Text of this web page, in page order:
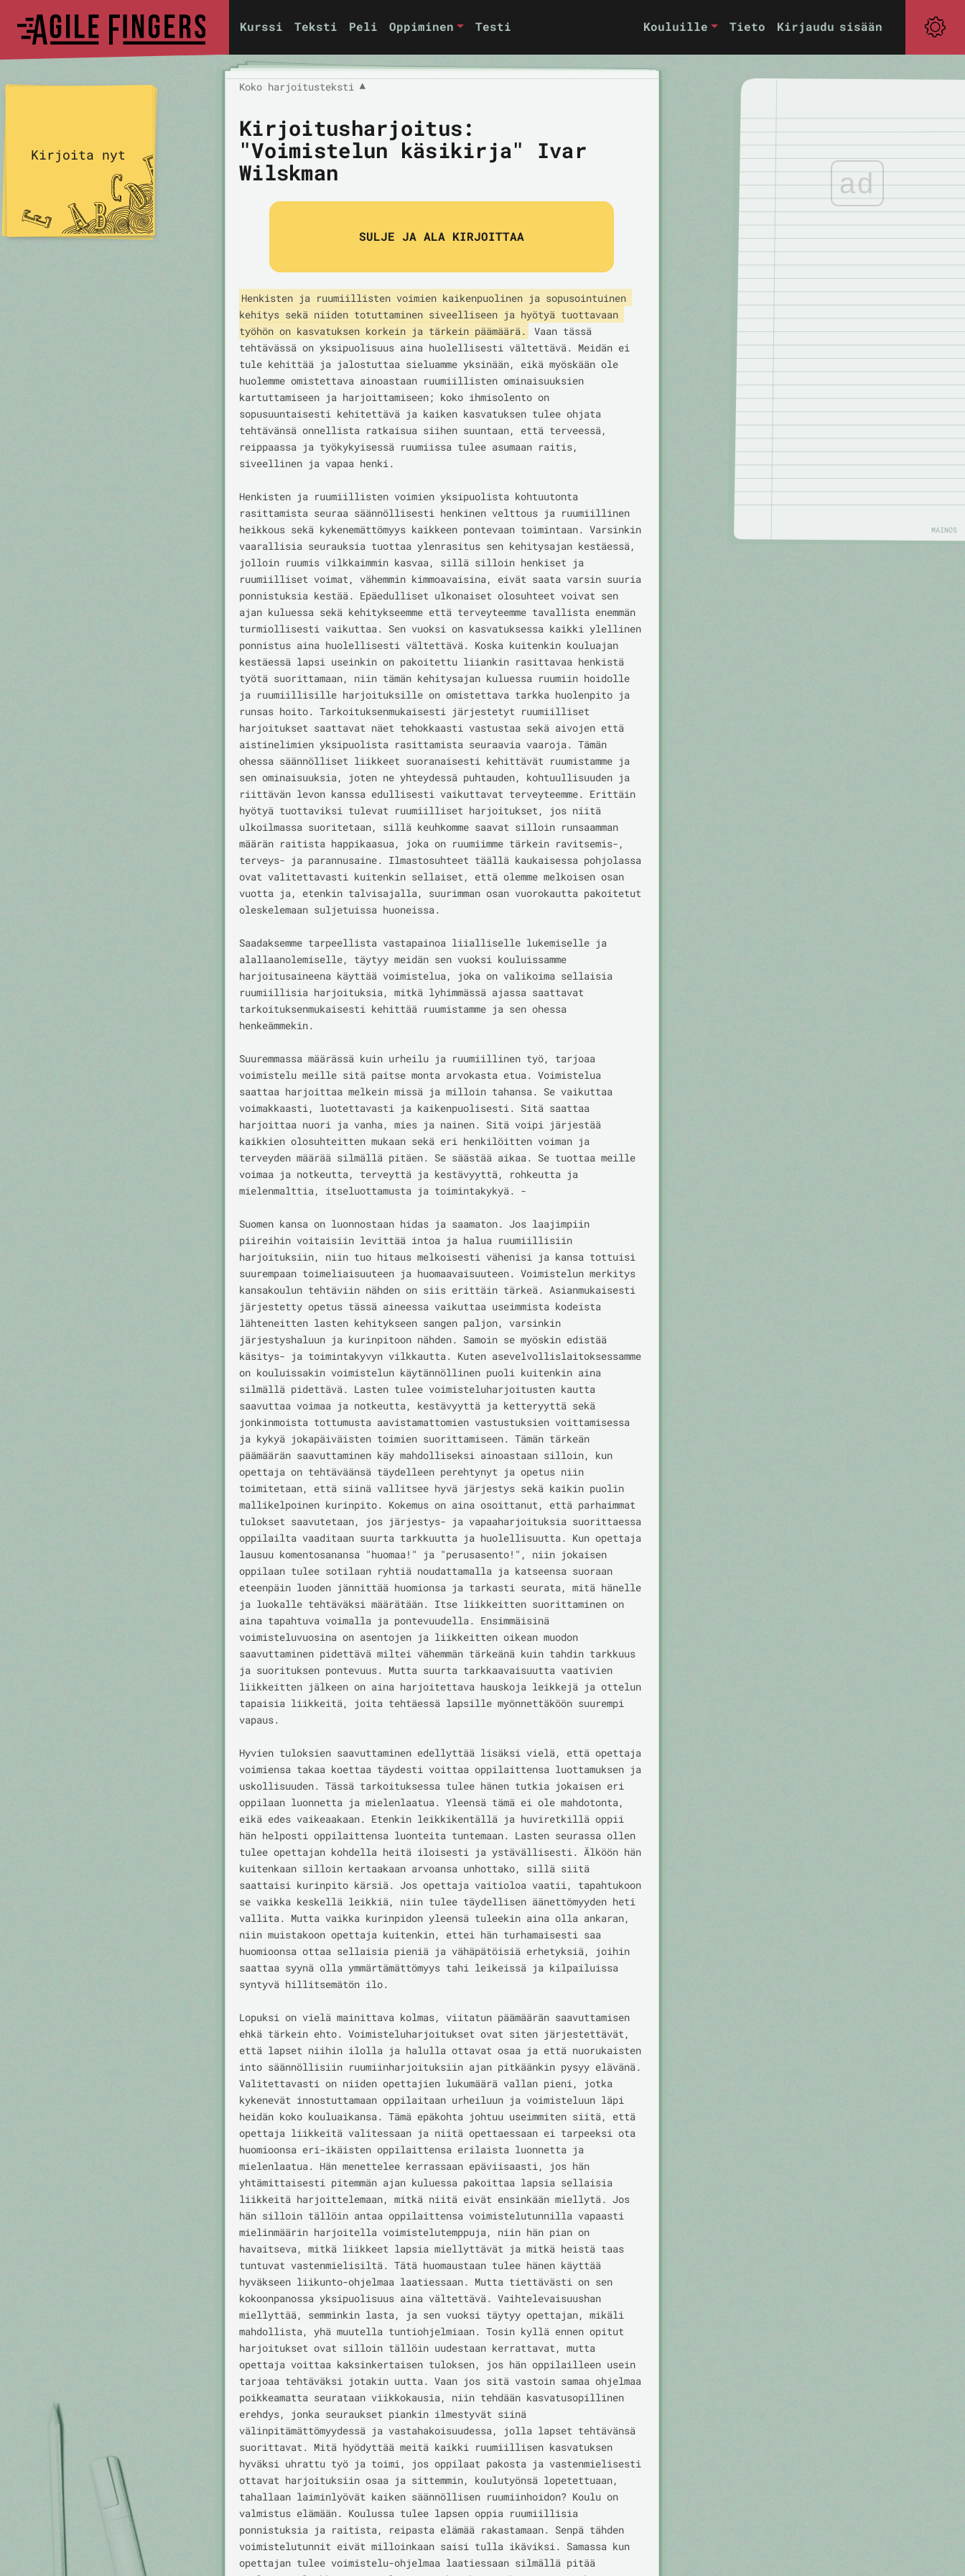
Kurssi Teksti Peli Oppiminen Testi Kouluille Tieto Kirjaudu sisään
Koko harjoitusteksti ▼
Kirjoitusharjoitus:
"Voimistelun käsikirja" Ivar
Wilskman
SULJE JA ALA KIRJOITTAA
Henkisten ja ruumiillisten voimien kaikenpuolinen ja sopusointuinen
kehitys sekä niiden totuttaminen siveelliseen ja hyötyä tuottavaan
työhön on kasvatuksen korkein ja tärkein päämäärä.
Vaan tässä
tehtävässä on yksipuolisuus aina huolellisesti vältettävä. Meidän ei
tule kehittää ja jalostuttaa sieluamme yksinään, eikä myöskään ole
huolemme omistettava ainoastaan ruumiillisten ominaisuuksien
kartuttamiseen ja harjoittamiseen; koko ihmisolento on
sopusuuntaisesti kehitettävä ja kaiken kasvatuksen tulee ohjata
tehtävänsä onnellista ratkaisua siihen suuntaan, että terveessä,
reippaassa ja työkykyisessä ruumiissa tulee asumaan raitis,
siveellinen ja vapaa henki.
Henkisten ja ruumiillisten voimien yksipuolista kohtuutonta
rasittamista seuraa säännöllisesti henkinen velttous ja ruumiillinen
heikkous sekä kykenemättömyys kaikkeen pontevaan toimintaan. Varsinkin
vaarallisia seurauksia tuottaa ylenrasitus sen kehitysajan kestäessä,
jolloin ruumis vilkkaimmin kasvaa, sillä silloin henkiset ja
ruumiilliset voimat, vähemmin kimmoavaisina, eivät saata varsin suuria
ponnistuksia kestää. Epäedulliset ulkonaiset olosuhteet voivat sen
ajan kuluessa sekä kehitykseemme että terveyteemme tavallista enemmän
turmiollisesti vaikuttaa. Sen vuoksi on kasvatuksessa kaikki ylellinen
ponnistus aina huolellisesti vältettävä. Koska kuitenkin kouluajan
kestäessä lapsi useinkin on pakoitettu liiankin rasittavaa henkistä
työtä suorittamaan, niin tämän kehitysajan kuluessa ruumiin hoidolle
ja ruumiillisille harjoituksille on omistettava tarkka huolenpito ja
runsas hoito. Tarkoituksenmukaisesti järjestetyt ruumiilliset
harjoitukset saattavat näet tehokkaasti vastustaa sekä aivojen että
aistinelimien yksipuolista rasittamista seuraavia vaaroja. Tämän
ohessa säännölliset liikkeet suoranaisesti kehittävät ruumistamme ja
sen ominaisuuksia, joten ne yhteydessä puhtauden, kohtuullisuuden ja
riittävän levon kanssa edullisesti vaikuttavat terveyteemme. Erittäin
hyötyä tuottaviksi tulevat ruumiilliset harjoitukset, jos niitä
ulkoilmassa suoritetaan, sillä keuhkomme saavat silloin runsaamman
määrän raitista happikaasua, joka on ruumiimme tärkein ravitsemis-,
terveys- ja parannusaine. Ilmastosuhteet täällä kaukaisessa pohjolassa
ovat valitettavasti kuitenkin sellaiset, että olemme melkoisen osan
vuotta ja, etenkin talvisajalla, suurimman osan vuorokautta pakoitetut
oleskelemaan suljetuissa huoneissa.
Saadaksemme tarpeellista vastapainoa liialliselle lukemiselle ja
alallaanolemiselle, täytyy meidän sen vuoksi kouluissamme
harjoitusaineena käyttää voimistelua, joka on valikoima sellaisia
ruumiillisia harjoituksia, mitkä lyhimmässä ajassa saattavat
tarkoituksenmukaisesti kehittää ruumistamme ja sen ohessa
henkeämmekin.
Suuremmassa määrässä kuin urheilu ja ruumiillinen työ, tarjoaa
voimistelu meille sitä paitse monta arvokasta etua. Voimistelua
saattaa harjoittaa melkein missä ja milloin tahansa. Se vaikuttaa
voimakkaasti, luotettavasti ja kaikenpuolisesti. Sitä saattaa
harjoittaa nuori ja vanha, mies ja nainen. Sitä voipi järjestää
kaikkien olosuhteitten mukaan sekä eri henkilöitten voiman ja
terveyden määrää silmällä pitäen. Se säästää aikaa. Se tuottaa meille
voimaa ja notkeutta, terveyttä ja kestävyyttä, rohkeutta ja
mielenmalttia, itseluottamusta ja toimintakykyä. -
Suomen kansa on luonnostaan hidas ja saamaton. Jos laajimpiin
piireihin voitaisiin levittää intoa ja halua ruumiillisiin
harjoituksiin, niin tuo hitaus melkoisesti vähenisi ja kansa tottuisi
suurempaan toimeliaisuuteen ja huomaavaisuuteen. Voimistelun merkitys
kansakoulun tehtäviin nähden on siis erittäin tärkeä. Asianmukaisesti
järjestetty opetus tässä aineessa vaikuttaa useimmista kodeista
lähteneitten lasten kehitykseen sangen paljon, varsinkin
järjestyshaluun ja kurinpitoon nähden. Samoin se myöskin edistää
käsitys- ja toimintakyvyn vilkkautta. Kuten asevelvollislaitoksessamme
on kouluissakin voimistelun käytännöllinen puoli kuitenkin aina
silmällä pidettävä. Lasten tulee voimisteluharjoitusten kautta
saavuttaa voimaa ja notkeutta, kestävyyttä ja ketteryyttä sekä
jonkinmoista tottumusta aavistamattomien vastustuksien voittamisessa
ja kykyä jokapäiväisten toimien suorittamiseen. Tämän tärkeän
päämäärän saavuttaminen käy mahdolliseksi ainoastaan silloin, kun
opettaja on tehtäväänsä täydelleen perehtynyt ja opetus niin
toimitetaan, että siinä vallitsee hyvä järjestys sekä kaikin puolin
mallikelpoinen kurinpito. Kokemus on aina osoittanut, että parhaimmat
tulokset saavutetaan, jos järjestys- ja vapaaharjoituksia suorittaessa
oppilailta vaaditaan suurta tarkkuutta ja huolellisuutta. Kun opettaja
lausuu komentosanansa "huomaa!" ja "perusasento!", niin jokaisen
oppilaan tulee sotilaan ryhtiä noudattamalla ja katseensa suoraan
eteenpäin luoden jännittää huomionsa ja tarkasti seurata, mitä hänelle
ja luokalle tehtäväksi määrätään. Itse liikkeitten suorittaminen on
aina tapahtuva voimalla ja pontevuudella. Ensimmäisinä
voimisteluvuosina on asentojen ja liikkeitten oikean muodon
saavuttaminen pidettävä miltei vähemmän tärkeänä kuin tahdin tarkkuus
ja suorituksen pontevuus. Mutta suurta tarkkaavaisuutta vaativien
liikkeitten jälkeen on aina harjoitettava hauskoja leikkejä ja ottelun
tapaisia liikkeitä, joita tehtäessä lapsille myönnettäköön suurempi
vapaus.
Hyvien tuloksien saavuttaminen edellyttää lisäksi vielä, että opettaja
voimiensa takaa koettaa täydesti voittaa oppilaittensa luottamuksen ja
uskollisuuden. Tässä tarkoituksessa tulee hänen tutkia jokaisen eri
oppilaan luonnetta ja mielenlaatua. Yleensä tämä ei ole mahdotonta,
eikä edes vaikeaakaan. Etenkin leikkikentällä ja huviretkillä oppii
hän helposti oppilaittensa luonteita tuntemaan. Lasten seurassa ollen
tulee opettajan kohdella heitä iloisesti ja ystävällisesti. Älköön hän
kuitenkaan silloin kertaakaan arvoansa unhottako, sillä siitä
saattaisi kurinpito kärsiä. Jos opettaja vaitioloa vaatii, tapahtukoon
se vaikka keskellä leikkiä, niin tulee täydellisen äänettömyyden heti
vallita. Mutta vaikka kurinpidon yleensä tuleekin aina olla ankaran,
niin muistakoon opettaja kuitenkin, ettei hän turhamaisesti saa
huomioonsa ottaa sellaisia pieniä ja vähäpätöisiä erhetyksiä, joihin
saattaa syynä olla ymmärtämättömyys tahi leikeissä ja kilpailuissa
syntyvä hillitsemätön ilo.
Lopuksi on vielä mainittava kolmas, viitatun päämäärän saavuttamisen
ehkä tärkein ehto. Voimisteluharjoitukset ovat siten järjestettävät,
että lapset niihin ilolla ja halulla ottavat osaa ja että nuorukaisten
into säännöllisiin ruumiinharjoituksiin ajan pitkäänkin pysyy elävänä.
Valitettavasti on niiden opettajien lukumäärä vallan pieni, jotka
kykenevät innostuttamaan oppilaitaan urheiluun ja voimisteluun läpi
heidän koko kouluaikansa. Tämä epäkohta johtuu useimmiten siitä, että
opettaja liikkeitä valitessaan ja niitä opettaessaan ei tarpeeksi ota
huomioonsa eri-ikäisten oppilaittensa erilaista luonnetta ja
mielenlaatua. Hän menettelee kerrassaan epäviisaasti, jos hän
yhtämittaisesti pitemmän ajan kuluessa pakoittaa lapsia sellaisia
liikkeitä harjoittelemaan, mitkä niitä eivät ensinkään miellytä. Jos
hän silloin tällöin antaa oppilaittensa voimistelutunnilla vapaasti
mielinmäärin harjoitella voimistelutemppuja, niin hän pian on
havaitseva, mitkä liikkeet lapsia miellyttävät ja mitkä heistä taas
tuntuvat vastenmielisiltä. Tätä huomaustaan tulee hänen käyttää
hyväkseen liikunto-ohjelmaa laatiessaan. Mutta tiettävästi on sen
kokoonpanossa yksipuolisuus aina vältettävä. Vaihtelevaisuushan
miellyttää, semminkin lasta, ja sen vuoksi täytyy opettajan, mikäli
mahdollista, yhä muutella tuntiohjelmiaan. Tosin kyllä ennen opitut
harjoitukset ovat silloin tällöin uudestaan kerrattavat, mutta
opettaja voittaa kaksinkertaisen tuloksen, jos hän oppilailleen usein
tarjoaa tehtäväksi jotakin uutta. Vaan jos sitä vastoin samaa ohjelmaa
poikkeamatta seurataan viikkokausia, niin tehdään kasvatusopillinen
erehdys, jonka seuraukset piankin ilmestyvät siinä
välinpitämättömyydessä ja vastahakoisuudessa, jolla lapset tehtävänsä
suorittavat. Mitä hyödyttää meitä kaikki ruumiillisen kasvatuksen
hyväksi uhrattu työ ja toimi, jos oppilaat pakosta ja vastenmielisesti
ottavat harjoituksiin osaa ja sittemmin, koulutyönsä lopetettuaan,
tahallaan laiminlyövät kaiken säännöllisen ruumiinhoidon? Koulu on
valmistus elämään. Koulussa tulee lapsen oppia ruumiillisia
ponnistuksia ja raitista, reipasta elämää rakastamaan. Senpä tähden
voimistelutunnit eivät milloinkaan saisi tulla ikäviksi. Samassa kun
opettajan tulee voimistelu-ohjelmaa laatiessaan silmällä pitää
ad
MAINOS
Kirjoita nyt